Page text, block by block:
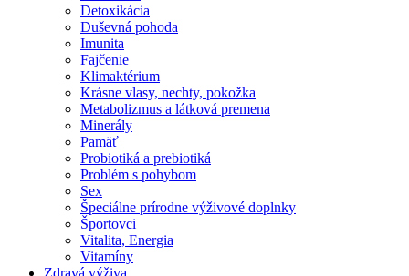
Detoxikácia
Duševná pohoda
Imunita
Fajčenie
Klimaktérium
Krásne vlasy, nechty, pokožka
Metabolizmus a látková premena
Minerály
Pamäť
Probiotiká a prebiotiká
Problém s pohybom
Sex
Špeciálne prírodne výživové doplnky
Športovci
Vitalita, Energia
Vitamíny
Zdravá výživa